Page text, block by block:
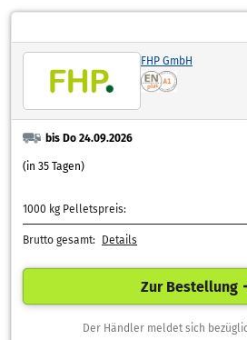
FHP GmbH
bis Do 24.09.2026
(in 35 Tagen)
1000 kg Pelletspreis:
Brutto gesamt: Details
Zur Bestellung
Der Händler meldet sich